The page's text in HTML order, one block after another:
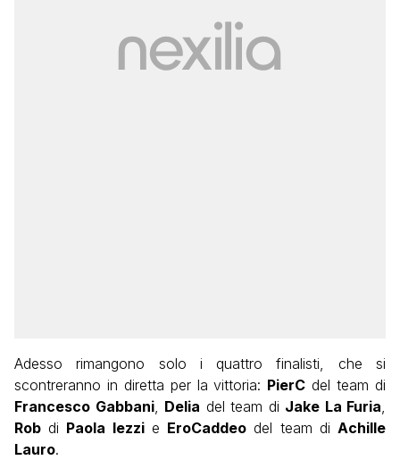
Adesso rimangono solo i quattro finalisti, che si
scontreranno in diretta per la vittoria: PierC del team di
Francesco Gabbani, Delia del team di Jake La Furia,
Rob di Paola Iezzie EroCaddeo del team diAchille
Lauro.